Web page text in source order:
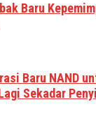
Baru
Baru NAND
Sekadar